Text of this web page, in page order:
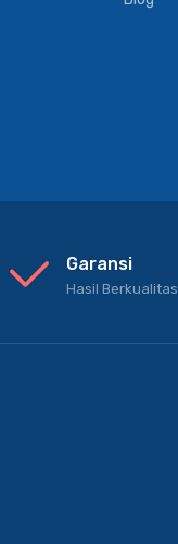
Garansi
Hasil Berkualitas